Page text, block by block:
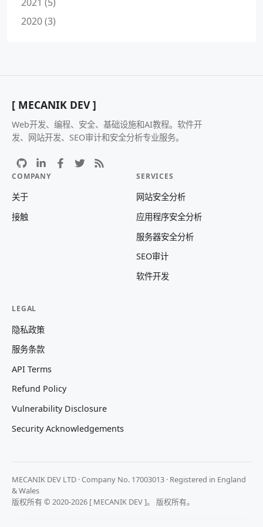
2020 (3)
[ MECANIK DEV ]
Web开发、编程、安全、基础设施和AI教程。软件开
发、网站开发、SEO审计和安全分析专业服务。
COMPANY
关于
接触
SERVICES
网站安全分析
应用程序安全分析
服务器安全分析
SEO审计
软件开发
LEGAL
隐私政策
服务条款
API Terms
Refund Policy
Vulnerability Disclosure
Security Acknowledgements
MECANIK DEV LTD · Company No. 17003013 · Registered in England
& Wales
版权所有 © 2020-2026 [ MECANIK DEV ]。 版权所有。